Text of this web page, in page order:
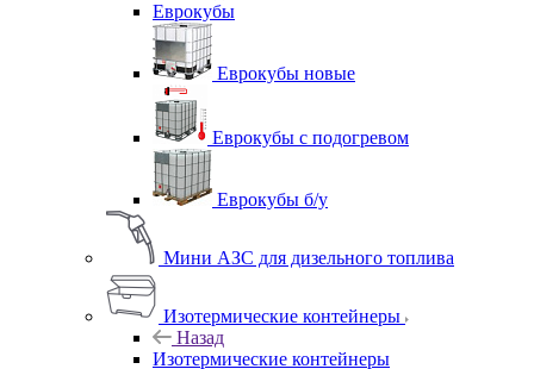
Еврокубы
Еврокубы новые
Еврокубы с подогревом
Еврокубы б/у
Мини АЗС для дизельного топлива
Изотермические контейнеры
Назад
Изотермические контейнеры